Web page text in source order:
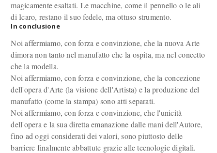
magicamente esaltati. Le macchine, come il pennello o le ali
di Icaro, restano il suo fedele, ma ottuso strumento.
In conclusione
Noi affermiamo, con forza e convinzione, che la nuova Arte
dimora non tanto nel manufatto che la ospita, ma nel concetto
che la modella.
Noi affermiamo, con forza e convinzione, che la concezione
dell'opera d'Arte (la visione dell'Artista) e la produzione del
manufatto (come la stampa) sono atti separati.
Noi affermiamo, con forza e convinzione, che l'unicità
dell'opera e la sua diretta emanazione dalle mani dell'Autore,
fino ad oggi considerati dei valori, sono piuttosto delle
barriere finalmente abbattute grazie alle tecnologie digitali.